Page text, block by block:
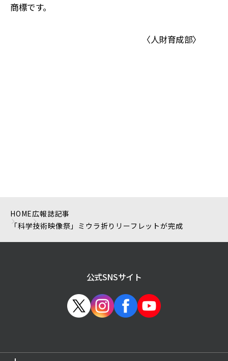
商標です。
〈人財育成部〉
HOME広報誌記事
「科学技術映像祭」ミウラ折りリーフレットが完成
公式SNSサイト